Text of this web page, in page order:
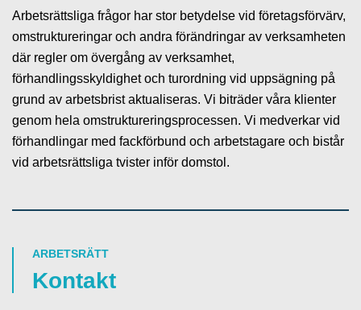
Arbetsrättsliga frågor har stor betydelse vid företagsförvärv,
omstruktureringar och andra förändringar av verksamheten
där regler om övergång av verksamhet,
förhandlingsskyldighet och turordning vid uppsägning på
grund av arbetsbrist aktualiseras. Vi biträder våra klienter
genom hela omstruktureringsprocessen. Vi medverkar vid
förhandlingar med fackförbund och arbetstagare och bistår
vid arbetsrättsliga tvister inför domstol.
ARBETSRÄTT
Kontakt